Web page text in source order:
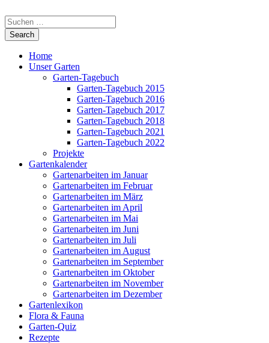
Home
Unser Garten
Garten-Tagebuch
Garten-Tagebuch 2015
Garten-Tagebuch 2016
Garten-Tagebuch 2017
Garten-Tagebuch 2018
Garten-Tagebuch 2021
Garten-Tagebuch 2022
Projekte
Gartenkalender
Gartenarbeiten im Januar
Gartenarbeiten im Februar
Gartenarbeiten im März
Gartenarbeiten im April
Gartenarbeiten im Mai
Gartenarbeiten im Juni
Gartenarbeiten im Juli
Gartenarbeiten im August
Gartenarbeiten im September
Gartenarbeiten im Oktober
Gartenarbeiten im November
Gartenarbeiten im Dezember
Gartenlexikon
Flora & Fauna
Garten-Quiz
Rezepte